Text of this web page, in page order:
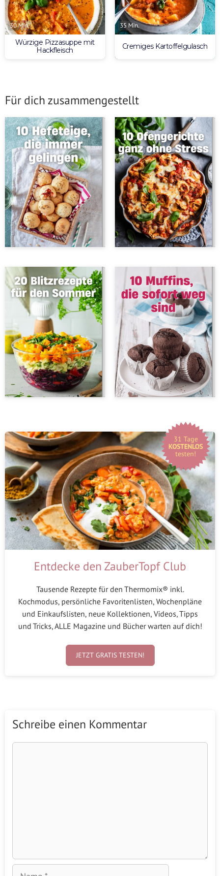
30 Min.
Würzige Pizzasuppe mit
Hackfleisch
35 Min.
Cremiges Kartoffelgulasch
Für dich zusammengestellt
31 Tage
KOSTENLOS
testen!
Entdecke den ZauberTopf Club
Tausende Rezepte für den Thermomix® inkl.
Kochmodus, persönliche Favoritenlisten, Wochenpläne
und Einkaufslisten, neue Kollektionen, Videos, Tipps
und Tricks, ALLE Magazine und Bücher warten auf dich!
JETZT GRATIS TESTEN!
Schreibe einen Kommentar
Kommentar
Name